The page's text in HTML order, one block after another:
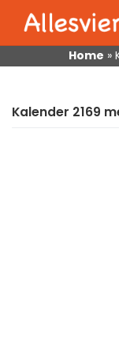
content
Home »
Kalender 2169